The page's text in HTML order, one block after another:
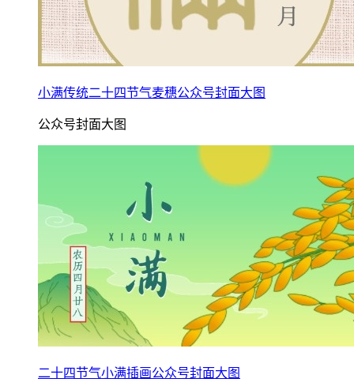
小满传统二十四节气麦穗公众号封面大图
公众号封面大图
二十四节气小满插画公众号封面大图